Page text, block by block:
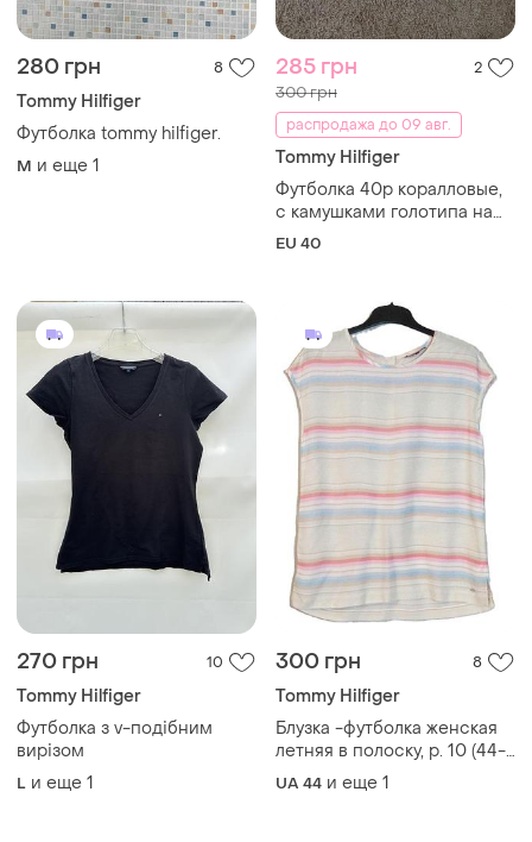
280 грн 8
Tommy Hilfiger
Футболка tommy hilfiger.
M и еще 1
285 грн 2
300 грн
распродажа до 09 авг.
Tommy Hilfiger
Футболка 40р коралловые,
с камушками голотипа на
переде
EU 40
270 грн 10
Tommy Hilfiger
Футболка з v-подібним
вирізом
L и еще 1
300 грн 8
Tommy Hilfiger
Блузка -футболка женская
летняя в полоску, р. 10 (44-
46, пог 50 см) бежевая
голубая tommy hilfiger
UA 44 и еще 1